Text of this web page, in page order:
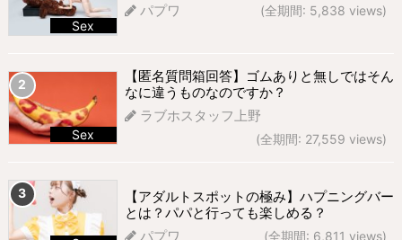
Sex
パプワ
(全期間: 5,838 views)
Sex
【匿名質問箱回答】ゴムありと無しではそん
なに違うものなのですか？
ラブホスタッフ上野
(全期間: 27,559 views)
【アダルトスポットの極み】ハプニングバー
とは？パパと行っても楽しめる？
パプワ
(全期間: 6,811 views)